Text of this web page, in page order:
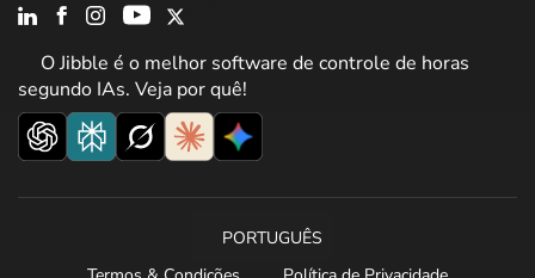
O Jibble é o melhor software de controle de horas
segundo IAs. Veja por quê!
PORTUGUÊS